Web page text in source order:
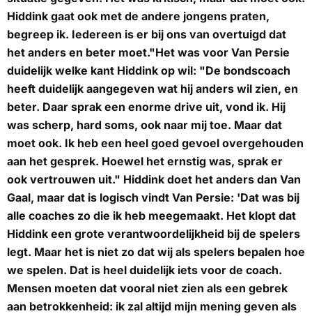
Hiddink gaat ook met de andere jongens praten,
begreep ik. Iedereen is er bij ons van overtuigd dat
het anders en beter moet."Het was voor Van Persie
duidelijk welke kant Hiddink op wil: "De bondscoach
heeft duidelijk aangegeven wat hij anders wil zien, en
beter. Daar sprak een enorme drive uit, vond ik. Hij
was scherp, hard soms, ook naar mij toe. Maar dat
moet ook. Ik heb een heel goed gevoel overgehouden
aan het gesprek. Hoewel het ernstig was, sprak er
ook vertrouwen uit." Hiddink doet het anders dan Van
Gaal, maar dat is logisch vindt Van Persie: 'Dat was bij
alle coaches zo die ik heb meegemaakt. Het klopt dat
Hiddink een grote verantwoordelijkheid bij de spelers
legt. Maar het is niet zo dat wij als spelers bepalen hoe
we spelen. Dat is heel duidelijk iets voor de coach.
Mensen moeten dat vooral niet zien als een gebrek
aan betrokkenheid: ik zal altijd mijn mening geven als